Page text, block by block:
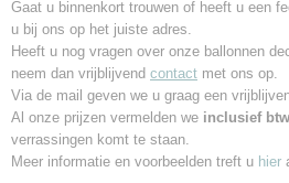
Gaat u binnenkort trouwen of heeft u een
u bij ons op het juiste adres.
Heeft u nog vragen over onze ballonnen
neem dan vrijblijvend contact met ons op.
Via de mail geven we u graag een
Al onze prijzen vermelden we inclusief
verrassingen komt te staan.
Meer informatie en voorbeelden treft u hier